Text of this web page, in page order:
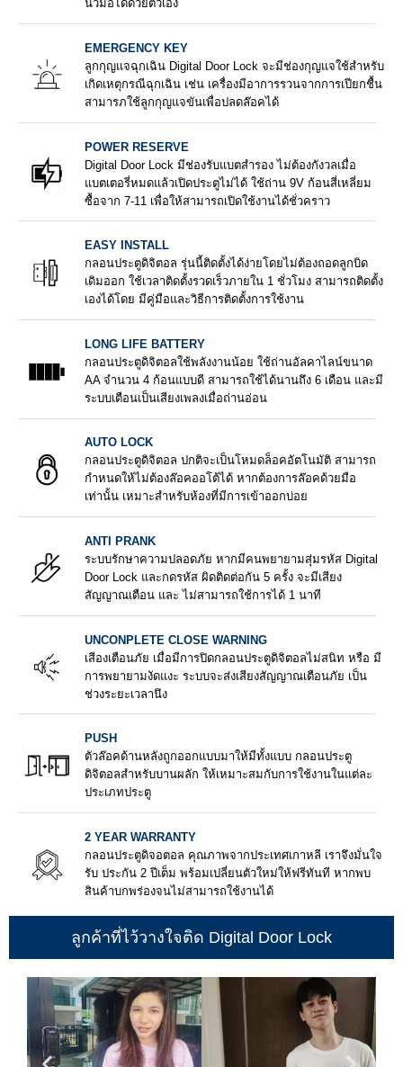
นิ้วมือได้ด้วยตัวเอง
EMERGENCY KEY
ลูกกุญแจฉุกเฉิน Digital Door Lock จะมีช่องกุญแจใช้สำหรับ
เกิดเหตุกรณีฉุกเฉิน เช่น เครื่องมีอาการรวนจากการเปียกชื้น
สามารภใช้ลูกกุญแจขันเพื่อปลดล๊อคได้
POWER RESERVE
Digital Door Lock มีช่องรับแบตสำรอง ไม่ต้องกังวลเมื่อ
แบตเตอรี่หมดแล้วเปิดประตูไม่ได้ ใช้ถ่าน 9V ก้อนสี่เหลี่ยม
ซื้อจาก 7-11 เพื่อให้สามารถเปิดใช้งานได้ชั่วคราว
EASY INSTALL
กลอนประตูดิจิตอล รุ่นนี้ติดตั้งได้ง่ายโดยไม่ต้องถอดลูกบิด
เดิมออก ใช้เวลาติดตั้งรวดเร็วภายใน 1 ชั่วโมง สามารถติดตั้ง
เองได้โดย มีคู่มือและวิธีการติดตั้งการใช้งาน
LONG LIFE BATTERY
กลอนประตูดิจิตอลใช้พลังงานน้อย ใช้ถ่านอัลคาไลน์ขนาด
AA จำนวน 4 ก้อนแบบดี สามารถใช้ได้นานถึง 6 เดือน และมี
ระบบเตือนเป็นเสียงเพลงเมื่อถ่านอ่อน
AUTO LOCK
กลอนประตูดิจิตอล ปกติจะเป็นโหมดล็อคอัตโนมัติ สามารถ
กำหนดให้ไม่ต้องล๊อคออโต้ได้ หากต้องการล๊อคด้วยมือ
เท่านั้น เหมาะสำหรับห้องที่มีการเข้าออกบ่อย
ANTI PRANK
ระบบรักษาความปลอดภัย หากมีคนพยายามสุ่มรหัส Digital
Door Lock และกดรหัส ผิดติดต่อกัน 5 ครั้ง จะมีเสียง
สัญญาณเตือน และ ไม่สามารถใช้การได้ 1 นาที
UNCONPLETE CLOSE WARNING
เสีองเตือนภัย เมื่อมีการปิดกลอนประตูดิจิตอลไม่สนิท หรือ มี
การพยายามงัดแงะ ระบบจะส่งเสียงสัญญาณเตือนภัย เป็น
ช่วงระยะเวลานึง
PUSH
ตัวล๊อคด้านหลังถูกออกแบบมาให้มีทั้งแบบ กลอนประตู
ดิจิตอลสำหรับบานผลัก ให้เหมาะสมกับการใช้งานในแต่ละ
ประเภทประตู
2 YEAR WARRANTY
กลอนประตูดิจอตอล คุณภาพจากประเทศเกาหลี เราจึงมั่นใจ
รับ ประกัน 2 ปีเต็ม พร้อมเปลี่ยนตัวใหม่ให้ฟรีทันที หากพบ
สินค้าบกพร่องจนไม่สามารถใช้งานได้
ลูกค้าที่ไว้วางใจติด Digital Door Lock